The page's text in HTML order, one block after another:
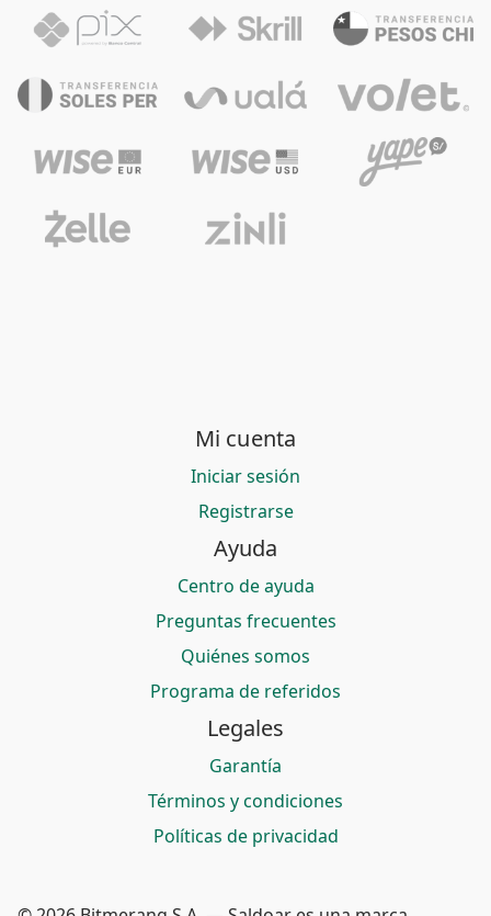
Mi cuenta
Iniciar sesión
Registrarse
Ayuda
Centro de ayuda
Preguntas frecuentes
Quiénes somos
Programa de referidos
Legales
Garantía
Términos y condiciones
Políticas de privacidad